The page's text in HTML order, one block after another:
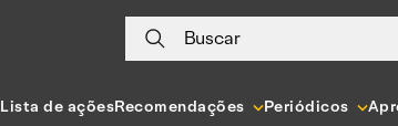
Buscar
Lista de açõesRecomendações Periódicos